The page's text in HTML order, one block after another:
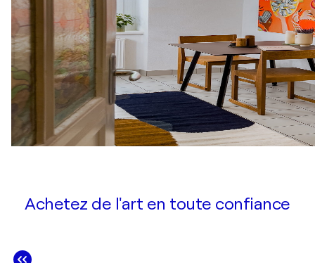
Achetez de l'art en toute confiance